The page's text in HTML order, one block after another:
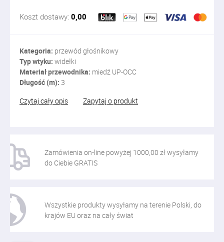
Koszt dostawy: 0,00
Kategoria: przewód głośnikowy
Typ wtyku: widełki
Materiał przewodnika: miedź UP-OCC
Długość (m): 3
Czytaj cały opis
Zapytaj o produkt
Zamówienia on-line powyżej 1000,00 zł wysyłamy
do Ciebie GRATIS
Wszystkie produkty wysyłamy na terenie Polski, do
krajów EU oraz na cały świat